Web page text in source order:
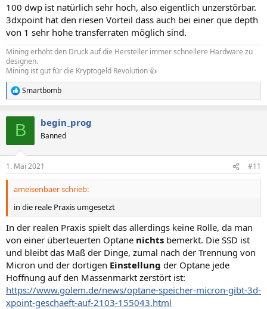
100 dwp ist natürlich sehr hoch, also eigentlich unzerstörbar.
3dxpoint hat den riesen Vorteil dass auch bei einer que depth
von 1 sehr hohe transferraten möglich sind.
Mining erhöht den Druck auf die Hersteller immer schnellere Hardware zu
designen.
Mining ist gut für die Kryptogeld Revolution 👍
R
e
e
n
Smartbomb
B begin_prog
Banned
1. Mai 2021 #11
ameisenbaer schrieb:
in die reale Praxis umgesetzt
In der realen Praxis spielt das allerdings keine Rolle, da man
von einer überteuerten Optane nichts bemerkt. Die SSD ist
und bleibt das Maß der Dinge, zumal nach der Trennung von
Micron und der dortigen Einstellung der Optane jede
Hoffnung auf den Massenmarkt zerstört ist:
https://www.golem.de/news/optane-speicher-micron-gibt-3d-
xpoint-geschaeft-auf-2103-155043.html